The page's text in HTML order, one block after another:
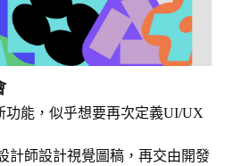
功能，似乎想要再次定義UI/UX
計師設計視覺圖稿，再交由開發